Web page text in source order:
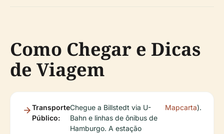
Como Chegar e Dicas
de Viagem
Transporte
Público:
Chegue a Billstedt via U-
Bahn e linhas de ônibus de
Hamburgo. A estação
Mapcarta).